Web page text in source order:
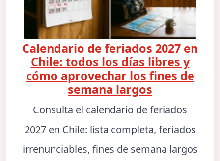
Calendario de feriados 2027 en
Chile: todos los días libres y
cómo aprovechar los fines de
semana largos
Consulta el calendario de feriados
2027 en Chile: lista completa, feriados
irrenunciables, fines de semana largos